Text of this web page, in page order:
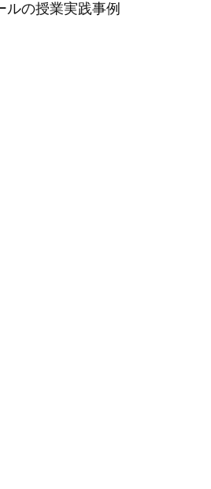
ルの授業実践事例